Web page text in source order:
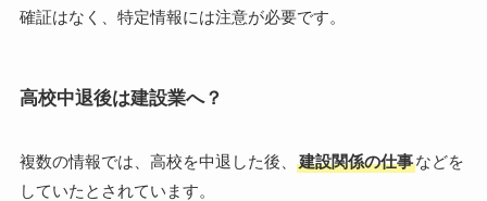
確証はなく、特定情報には注意が必要です。
高校中退後は建設業へ？
複数の情報では、高校を中退した後、 建設関係の仕事などを
していたとされています。